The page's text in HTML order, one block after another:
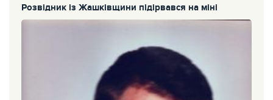
Розвідник із Жашківщини підірвався на міні